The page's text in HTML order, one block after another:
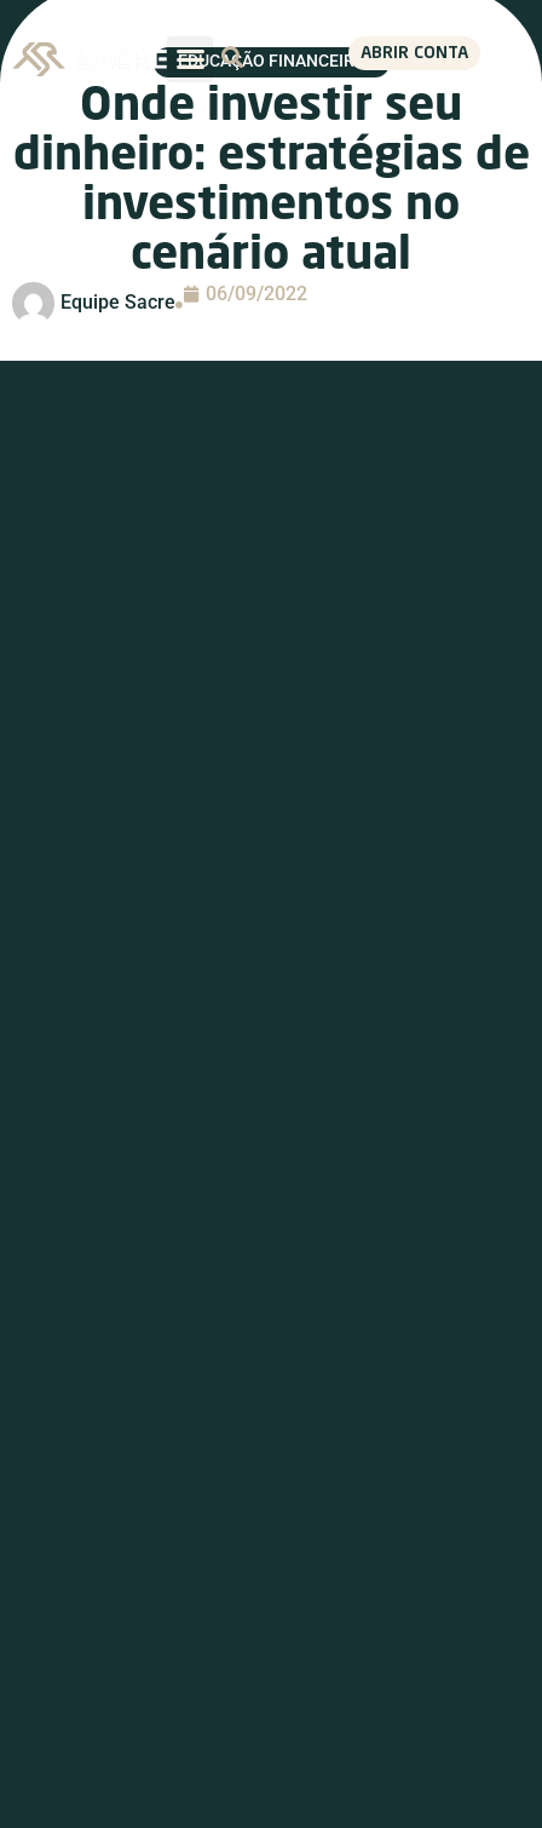
ABRIR CONTA
EDUCAÇÃO FINANCEIRA
Onde investir seu
dinheiro: estratégias de
investimentos no
cenário atual
Equipe Sacre 06/09/2022